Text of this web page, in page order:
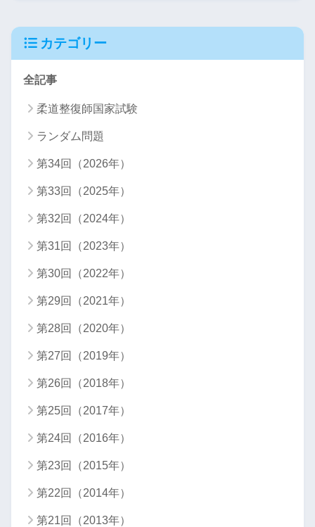
カテゴリー
全記事
柔道整復師国家試験
ランダム問題
第34回（2026年）
第33回（2025年）
第32回（2024年）
第31回（2023年）
第30回（2022年）
第29回（2021年）
第28回（2020年）
第27回（2019年）
第26回（2018年）
第25回（2017年）
第24回（2016年）
第23回（2015年）
第22回（2014年）
第21回（2013年）